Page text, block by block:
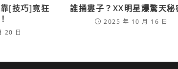
[技巧]竟狂
20 日
誰捅婁子？XX明星爆驚天秘
2025 年 10 月 16 日